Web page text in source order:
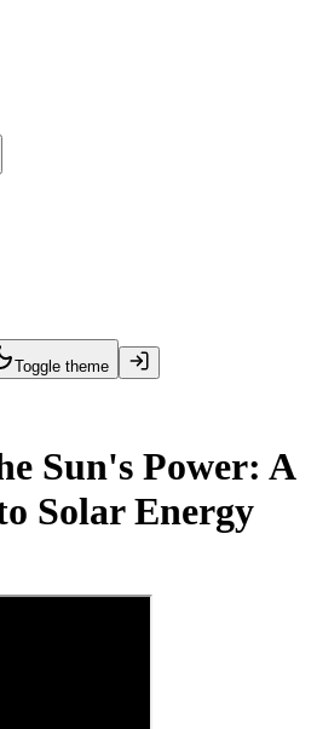
Toggle theme
Sun's Power: A
Solar Energy